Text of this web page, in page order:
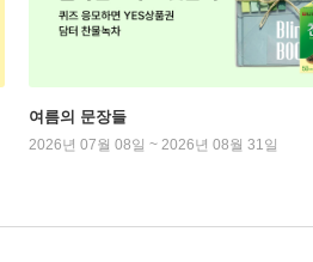
여름의 문장들
2026년 07월 08일 ~ 2026년 08월 31일